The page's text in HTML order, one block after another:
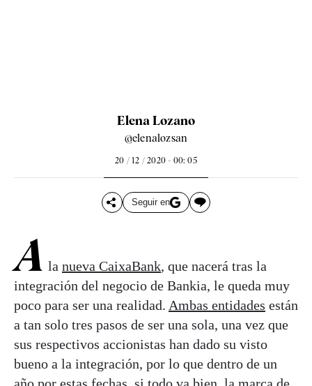
Elena Lozano
@elenalozsan
20 / 12 / 2020 - 00: 05
Seguir en
A la nueva CaixaBank, que nacerá tras la
integración del negocio de Bankia, le queda muy
poco para ser una realidad. Ambas entidades están
a tan solo tres pasos de ser una sola, una vez que
sus respectivos accionistas han dado su visto
bueno a la integración, por lo que dentro de un
año por estas fechas, si todo va bien, la marca de